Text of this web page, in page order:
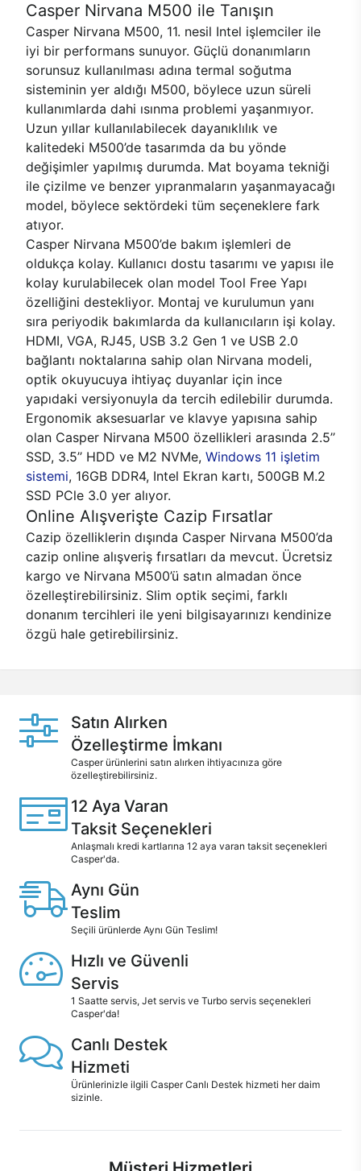
Casper Nirvana M500 ile Tanışın
Casper Nirvana M500, 11. nesil Intel işlemciler ile
iyi bir performans sunuyor. Güçlü donanımların
sorunsuz kullanılması adına termal soğutma
sisteminin yer aldığı M500, böylece uzun süreli
kullanımlarda dahi ısınma problemi yaşanmıyor.
Uzun yıllar kullanılabilecek dayanıklılık ve
kalitedeki M500’de tasarımda da bu yönde
değişimler yapılmış durumda. Mat boyama tekniği
ile çizilme ve benzer yıpranmaların yaşanmayacağı
model, böylece sektördeki tüm seçeneklere fark
atıyor.
Casper Nirvana M500’de bakım işlemleri de
oldukça kolay. Kullanıcı dostu tasarımı ve yapısı ile
kolay kurulabilecek olan model Tool Free Yapı
özelliğini destekliyor. Montaj ve kurulumun yanı
sıra periyodik bakımlarda da kullanıcıların işi kolay.
HDMI, VGA, RJ45, USB 3.2 Gen 1 ve USB 2.0
bağlantı noktalarına sahip olan Nirvana modeli,
optik okuyucuya ihtiyaç duyanlar için ince
yapıdaki versiyonuyla da tercih edilebilir durumda.
Ergonomik aksesuarlar ve klavye yapısına sahip
olan Casper Nirvana M500 özellikleri arasında 2.5’’
SSD, 3.5’’ HDD ve M2 NVMe, Windows 11 işletim
sistemi, 16GB DDR4, Intel Ekran kartı, 500GB M.2
SSD PCle 3.0 yer alıyor.
Online Alışverişte Cazip Fırsatlar
Cazip özelliklerin dışında Casper Nirvana M500’da
cazip online alışveriş fırsatları da mevcut. Ücretsiz
kargo ve Nirvana M500’ü satın almadan önce
özelleştirebilirsiniz. Slim optik seçimi, farklı
donanım tercihleri ile yeni bilgisayarınızı kendinize
özgü hale getirebilirsiniz.
Satın Alırken
Özelleştirme İmkanı
Casper ürünlerini satın alırken ihtiyacınıza göre
özelleştirebilirsiniz.
12 Aya Varan
Taksit Seçenekleri
Anlaşmalı kredi kartlarına 12 aya varan taksit seçenekleri
Casper'da.
Aynı Gün
Teslim
Seçili ürünlerde Aynı Gün Teslim!
Hızlı ve Güvenli
Servis
1 Saatte servis, Jet servis ve Turbo servis seçenekleri
Casper'da!
Canlı Destek
Hizmeti
Ürünlerinizle ilgili Casper Canlı Destek hizmeti her daim
sizinle.